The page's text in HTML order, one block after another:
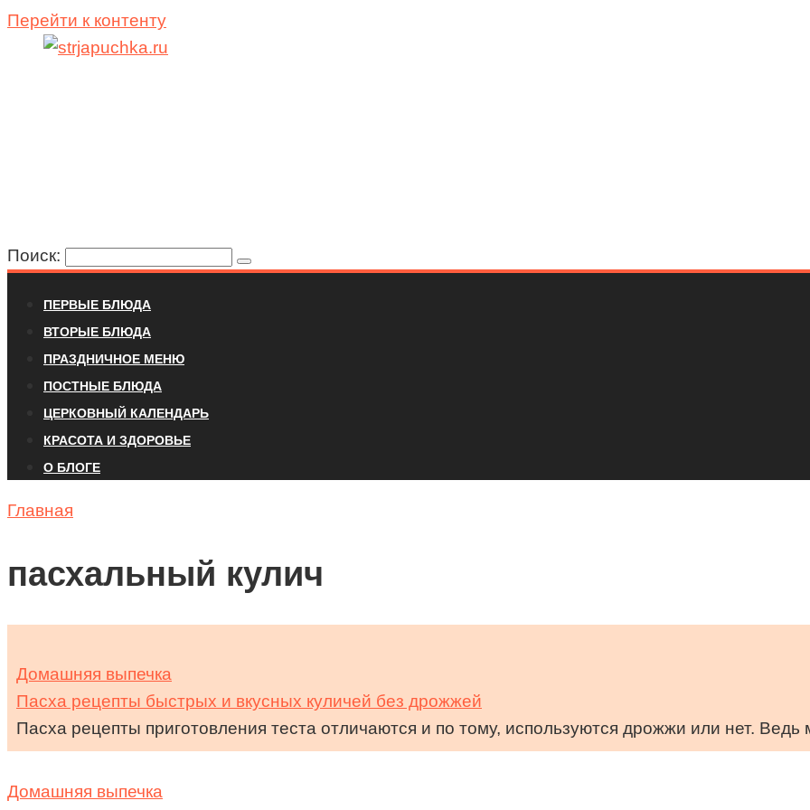
Перейти к контенту
Поиск:
ПЕРВЫЕ БЛЮДА
ВТОРЫЕ БЛЮДА
ПРАЗДНИЧНОЕ МЕНЮ
ПОСТНЫЕ БЛЮДА
ЦЕРКОВНЫЙ КАЛЕНДАРЬ
КРАСОТА И ЗДОРОВЬЕ
О БЛОГЕ
Главная
пасхальный кулич
Домашняя выпечка
Пасха рецепты быстрых и вкусных куличей без дрожжей
Пасха рецепты приготовления теста отличаются и по тому, используются дрожжи или нет. Ведь
Домашняя выпечка